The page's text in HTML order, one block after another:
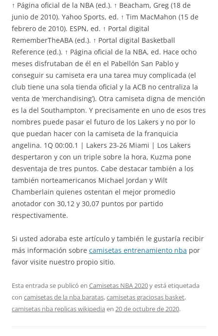
↑ Página oficial de la NBA (ed.). ↑ Beacham, Greg (18 de
junio de 2010). Yahoo Sports, ed. ↑ Tim MacMahon (15 de
febrero de 2010). ESPN, ed. ↑ Portal digital
RememberTheABA (ed.). ↑ Portal digital Basketball
Reference (ed.). ↑ Página oficial de la NBA, ed. Hace ocho
meses disfrutaban de él en el Pabellón San Pablo y
conseguir su camiseta era una tarea muy complicada (el
club tiene una sola tienda oficial y la ACB no centraliza la
venta de ‘merchandising’). Otra camiseta digna de mención
es la del Southampton. Y precisamente en uno de esos tres
nombres puede pasar el futuro de los Lakers y no por lo
que puedan hacer con la camiseta de la franquicia
angelina. 1Q 00:00.1 | Lakers 23-26 Miami | Los Lakers
despertaron y con un triple sobre la hora, Kuzma pone
desventaja de tres puntos. Cabe destacar también a los
también norteamericanos Michael Jordan y Wilt
Chamberlain quienes ostentan el mejor promedio
anotador con 30,12 y 30,07 puntos por partido
respectivamente.
Si usted adoraba este artículo y también le gustaría recibir
más información sobre camisetas entrenamiento nba por
favor visite nuestro propio sitio.
Esta entrada se publicó en Camisetas NBA 2020y está etiquetada
con camisetas de la nba baratas,camisetas graciosas basket,
camisetas nba replicas wikipedia en 20 de octubre de 2020.